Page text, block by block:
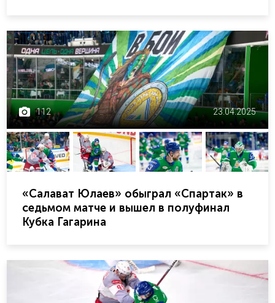
112 23.04.2025
«Салават Юлаев» обыграл «Спартак» в
седьмом матче и вышел в полуфинал
Кубка Гагарина